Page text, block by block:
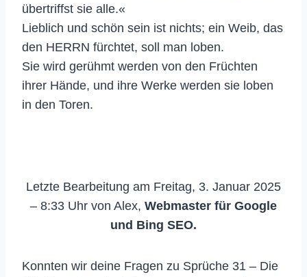
übertriffst sie alle.«
Lieblich und schön sein ist nichts; ein Weib, das
den HERRN fürchtet, soll man loben.
Sie wird gerühmt werden von den Früchten
ihrer Hände, und ihre Werke werden sie loben
in den Toren.
Letzte Bearbeitung am Freitag, 3. Januar 2025
– 8:33 Uhr von Alex, Webmaster für Google
und Bing SEO.
Konnten wir deine Fragen zu Sprüche 31 – Die